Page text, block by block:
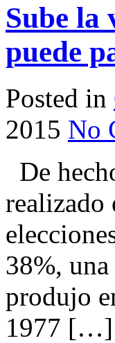
Sube la
puede
Posted in
2015 No
De
realizado
38%,
produjo
1977 […]